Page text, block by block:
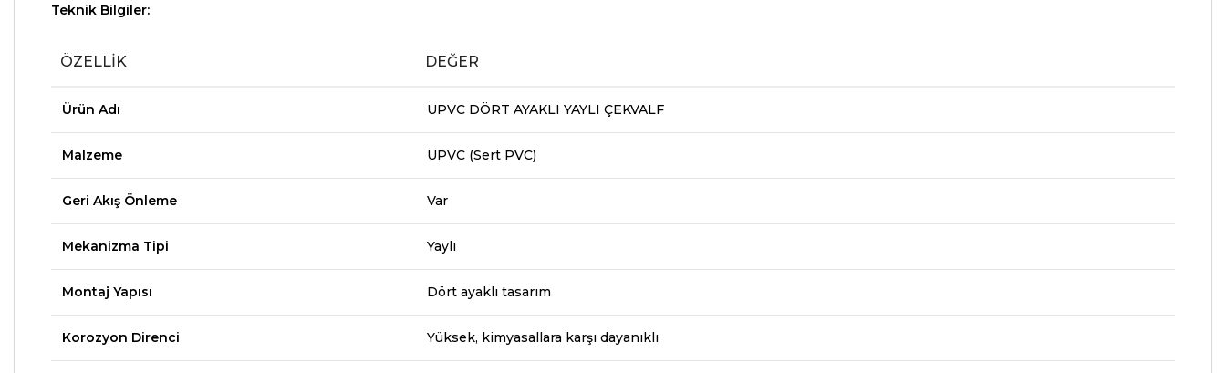
Teknik Bilgiler:
ÖZELLIK DEĞER
Ürün Adı UPVC DÖRT AYAKLI YAYLI ÇEKVALF
Malzeme UPVC (Sert PVC)
Geri Akış Önleme Var
Mekanizma Tipi Yaylı
Montaj Yapısı Dört ayaklı tasarım
Korozyon Direnci Yüksek, kimyasallara karşı dayanıklı